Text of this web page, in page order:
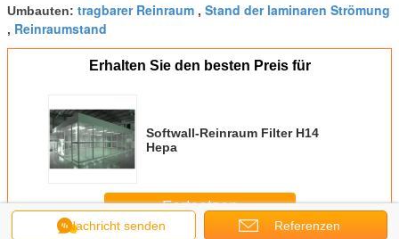
Umbauten: tragbarer Reinraum , Stand der laminaren Strömung
, Reinraumstand
Erhalten Sie den besten Preis für
Softwall-Reinraum Filter H14
Hepa
Fortsetzen
Nachricht senden Referenzen